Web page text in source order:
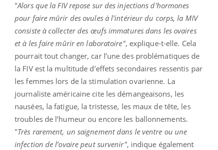
"Alors que la FIV repose sur des injections d'hormones
pour faire mûrir des ovules à l'intérieur du corps, la MIV
consiste à collecter des œufs immatures dans les ovaires
et à les faire mûrir en laboratoire", explique-t-elle. Cela
pourrait tout changer, car l’une des problématiques de
la FIV est la multitude d’effets secondaires ressentis par
les femmes lors de la stimulation ovarienne. La
journaliste américaine cite les démangeaisons, les
nausées, la fatigue, la tristesse, les maux de tête, les
troubles de l’humeur ou encore les ballonnements.
"Très rarement, un saignement dans le ventre ou une
infection de l’ovaire peut survenir", indique également